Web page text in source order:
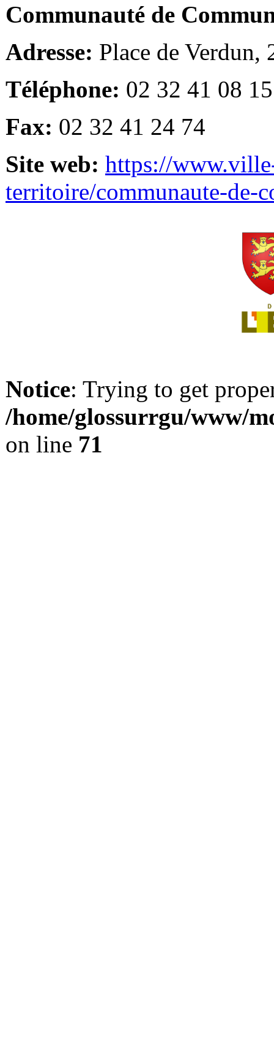
Communauté de
Adresse: Place de Verdun,
Téléphone: 02 32 41 08 15
Fax: 02 32 41 24 74
Site web: https://
territoire/communaute-de-
Notice: Trying to get
/home/glossurrgu/www/
on line 71